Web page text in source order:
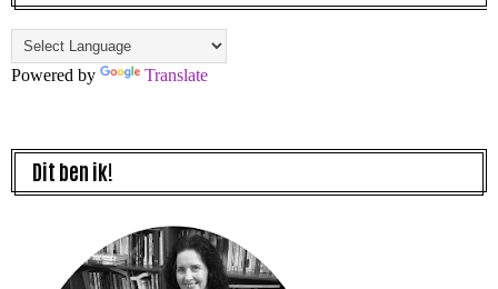
Powered by Translate
Dit ben ik!